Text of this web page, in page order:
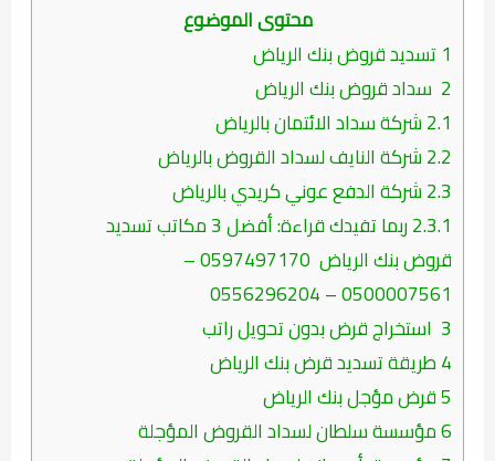
محتوى الموضوع
1 تسديد قروض بنك الرياض
2 سداد قروض بنك الرياض
2.1شركة سداد الائتمان بالرياض
2.2شركة النايف لسداد القروض بالرياض
2.3شركة الدفع عوني كريدي بالرياض
2.3.1
ربما تفيدك قراءة: أفضل 3 مكاتب تسديد
قروض بنك الرياض 0597497170 –
0500007561 – 0556296204
3 استخراج قرض بدون تحويل راتب
4طريقة تسديد قرض بنك الرياض
5قرض مؤجل بنك الرياض
6مؤسسة سلطان لسداد القروض المؤجلة